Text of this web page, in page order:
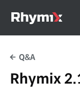
Q&A
Rhymix